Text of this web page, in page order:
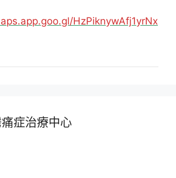
HzPiknywAfj1yrNx
症治療中心